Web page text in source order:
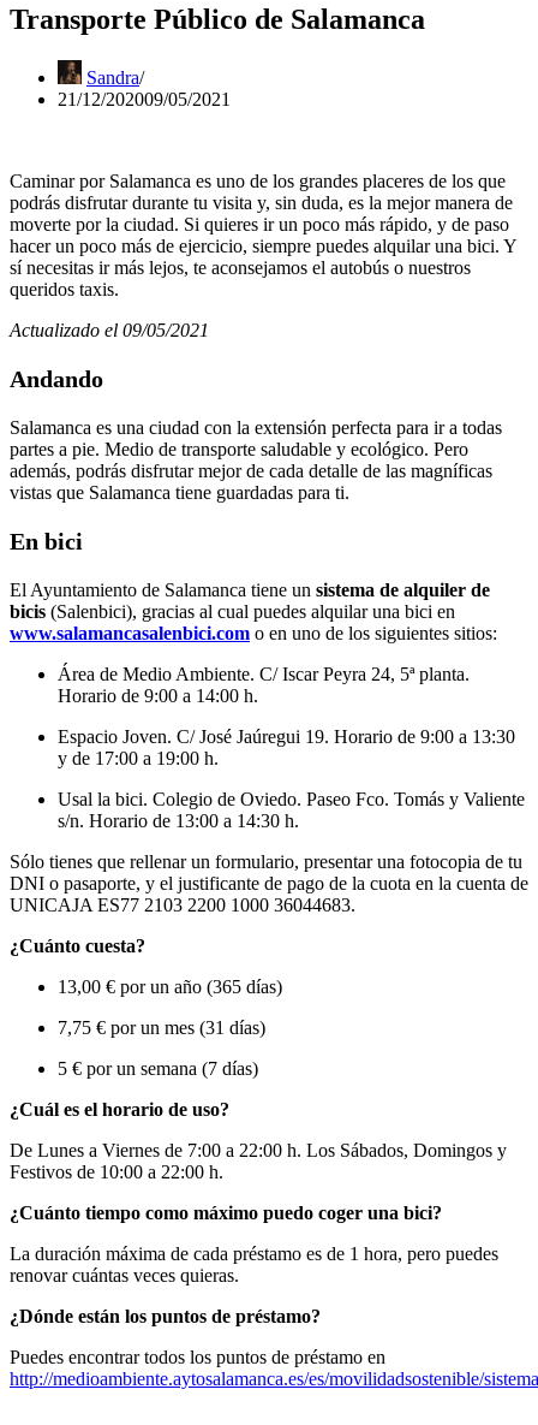
Transporte Público de Salamanca
Sandra
21/12/202009/05/2021
Caminar por Salamanca es uno de los grandes placeres de los que
podrás disfrutar durante tu visita y, sin duda, es la mejor manera de
moverte por la ciudad. Si quieres ir un poco más rápido, y de paso
hacer un poco más de ejercicio, siempre puedes alquilar una bici. Y
sí necesitas ir más lejos, te aconsejamos el autobús o nuestros
queridos taxis.
Actualizado el 09/05/2021
Andando
Salamanca es una ciudad con la extensión perfecta para ir a todas
partes a pie. Medio de transporte saludable y ecológico. Pero
además, podrás disfrutar mejor de cada detalle de las magníficas
vistas que Salamanca tiene guardadas para ti.
En bici
El Ayuntamiento de Salamanca tiene un sistema de alquiler de
bicis (Salenbici), gracias al cual puedes alquilar una bici en
www.salamancasalenbici.com o en uno de los siguientes sitios:
Área de Medio Ambiente. C/ Iscar Peyra 24, 5ª planta.
Horario de 9:00 a 14:00 h.
Espacio Joven. C/ José Jaúregui 19. Horario de 9:00 a 13:30
y de 17:00 a 19:00 h.
Usal la bici. Colegio de Oviedo. Paseo Fco. Tomás y Valiente
s/n. Horario de 13:00 a 14:30 h.
Sólo tienes que rellenar un formulario, presentar una fotocopia de tu
DNI o pasaporte, y el justificante de pago de la cuota en la cuenta de
UNICAJA ES77 2103 2200 1000 36044683.
¿Cuánto cuesta?
13,00 € por un año (365 días)
7,75 € por un mes (31 días)
5 € por un semana (7 días)
¿Cuál es el horario de uso?
De Lunes a Viernes de 7:00 a 22:00 h. Los Sábados, Domingos y
Festivos de 10:00 a 22:00 h.
¿Cuánto tiempo como máximo puedo coger una bici?
La duración máxima de cada préstamo es de 1 hora, pero puedes
renovar cuántas veces quieras.
¿Dónde están los puntos de préstamo?
Puedes encontrar todos los puntos de préstamo en
http://medioambiente.aytosalamanca.es/es/movilidadsostenible/